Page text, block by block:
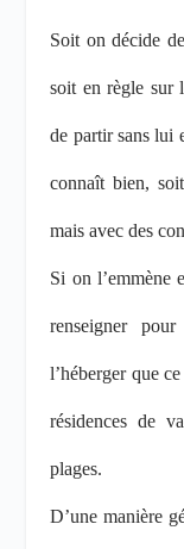
Soit on décide
soit en règle sur
de partir sans lui
connaît bien,
mais avec des
Si on l’emmène
renseigner
l’héberger que
résidences de
plages.
D’une manière